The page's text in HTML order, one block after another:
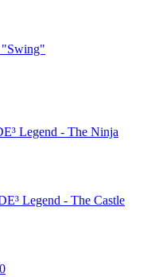
"Swing"
Legend - The Ninja
Legend - The Castle